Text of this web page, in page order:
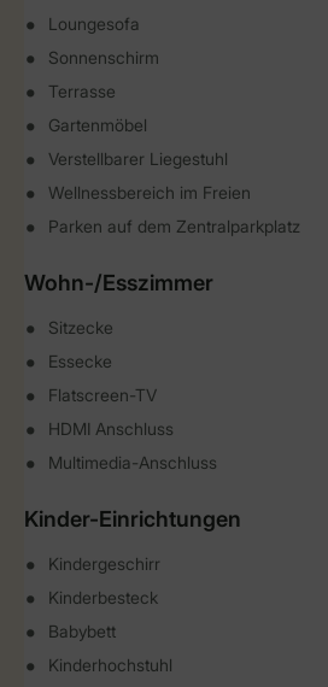
Loungesofa
Sonnenschirm
Terrasse
Gartenmöbel
Verstellbarer Liegestuhl
Wellnessbereich im Freien
Parken auf dem Zentralparkplatz
Wohn-/Esszimmer
Sitzecke
Essecke
Flatscreen-TV
HDMI Anschluss
Multimedia-Anschluss
Kinder-Einrichtungen
Kindergeschirr
Kinderbesteck
Babybett
Kinderhochstuhl